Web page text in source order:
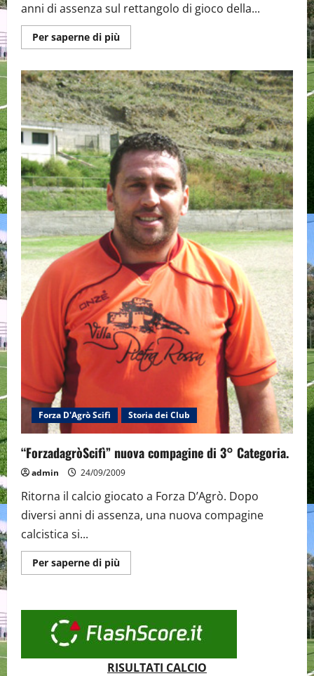
anni di assenza sul rettangolo di gioco della...
Per saperne di piùMaggiori
informazioni
D’Agrò
Scifì:
esordio
amaro
(0-
2)
con
l’Usclo
Pace.
Forza D'Agrò Scifì Storia dei Club
“ForzadagròScifì” nuova compagine di 3° Categoria.
admin 24/09/2009
Ritorna il calcio giocato a Forza D’Agrò. Dopo
diversi anni di assenza, una nuova compagine
calcistica si...
Per saperne di piùMaggiori
informazioni
compagine
di
3°
Categoria.
RISULTATI CALCIO